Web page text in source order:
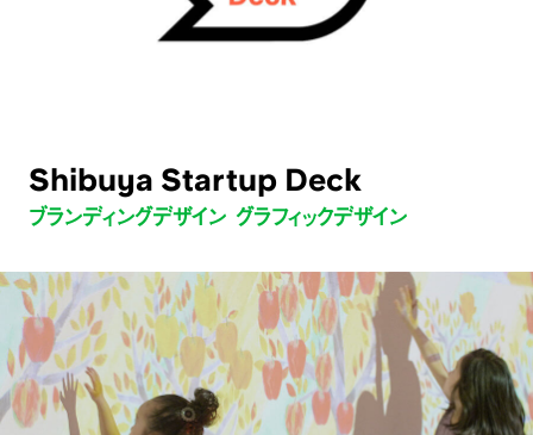
Shibuya Startup Deck
ブランディングデザイン グラフィックデザイン